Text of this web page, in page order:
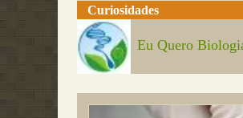
Curiosidades
Eu Quero